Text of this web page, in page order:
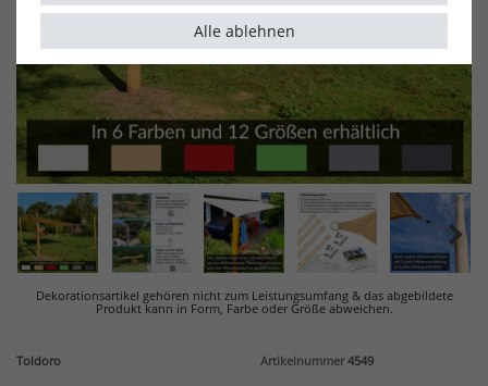
Dekorationsartikel gehören nicht zum Leistungsumfang & das abgebildete
Produkt kann in Form, Farbe oder Größe abweichen.
Toldoro Artikelnummer4549
Alle ablehnen